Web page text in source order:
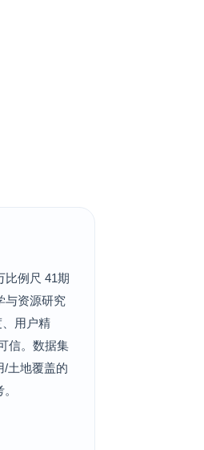
比例尺 41期
与资源研究
用户精
信。数据集
/土地覆盖的